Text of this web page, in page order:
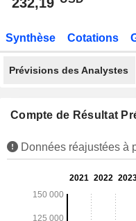
Synthèse Cotations
Prévisions des Analystes
Compte de Résultat
Données réajustées à